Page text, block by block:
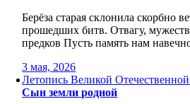
Берёза старая склонила скорбно
прошедших битв. Отвагу,
предков Пусть память нам
3 мая, 2026
Летопись Великой
Сын земли родной